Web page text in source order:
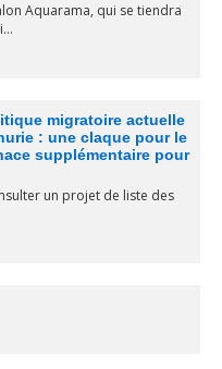
Aquarama, qui se tiendra
migratoire actuelle
: une claque pour le
supplémentaire pour
un projet de liste des